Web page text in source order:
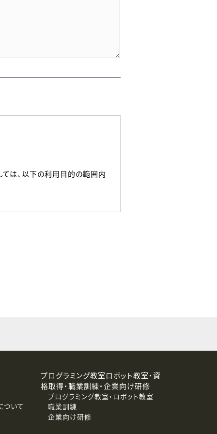
ては、以下の利用目的の範囲内
および第三者への提供停止）
ついて
プログラミング教室ロボット教室・資
格取得・職業訓練・企業向け研修
プログラミング教室・ロボット教室
職業訓練
企業向け研修